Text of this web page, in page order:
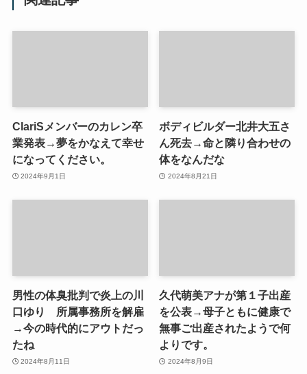
ClariSメンバーのカレン卒
業発表→夢をかなえて幸せ
になってください。
2024年9月1日
ボディビルダー北井大五さ
ん死去→命と隣り合わせの
体をなんだな
2024年8月21日
男性の体臭批判で炎上の川
口ゆり 所属事務所を解雇
→今の時代的にアウトだっ
たね
2024年8月11日
久代萌美アナが第１子出産
を公表→母子ともに健康で
無事ご出産されたようで何
よりです。
2024年8月9日